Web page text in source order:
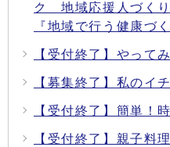
ク 地域応援人づく
『地域で行う健康づく
【受付終了】やって
【募集終了】私のイ
【受付終了】簡単！
【受付終了】親子料